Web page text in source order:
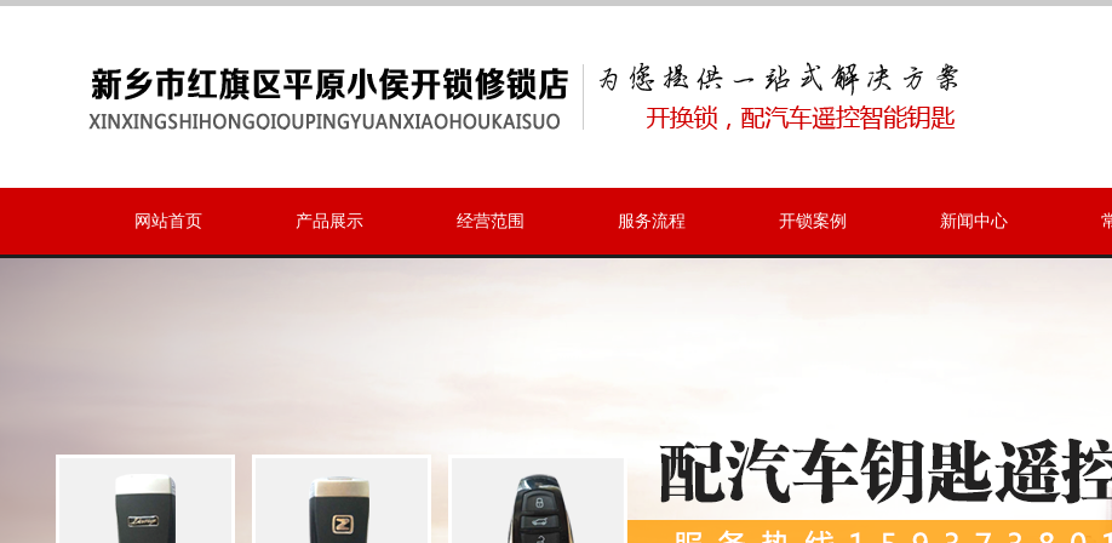
网站首页 产品展示 经营范围 服务流程 开锁案例 新闻中心